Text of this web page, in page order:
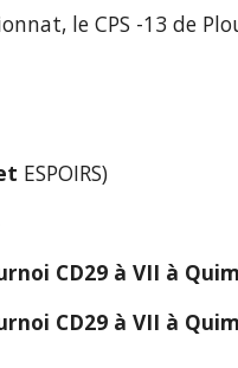
le CPS -13 de
ESPOIRS)
CD29 à VII à
CD29 à VII à